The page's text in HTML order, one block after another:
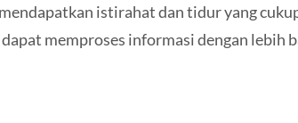
istirahat dan tidur yang
memproses informasi dengan lebih